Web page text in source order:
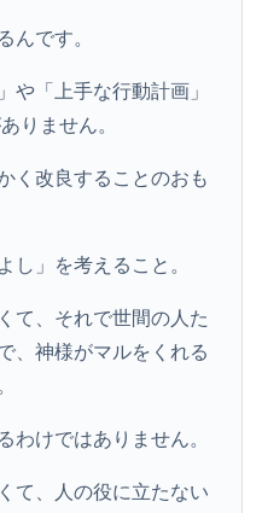
んです。
や「上手な行動計画」
りません。
く改良することのおも
し」を考えること。
て、それで世間の人た
、神様がマルをくれる
わけではありません。
て、人の役に立たない